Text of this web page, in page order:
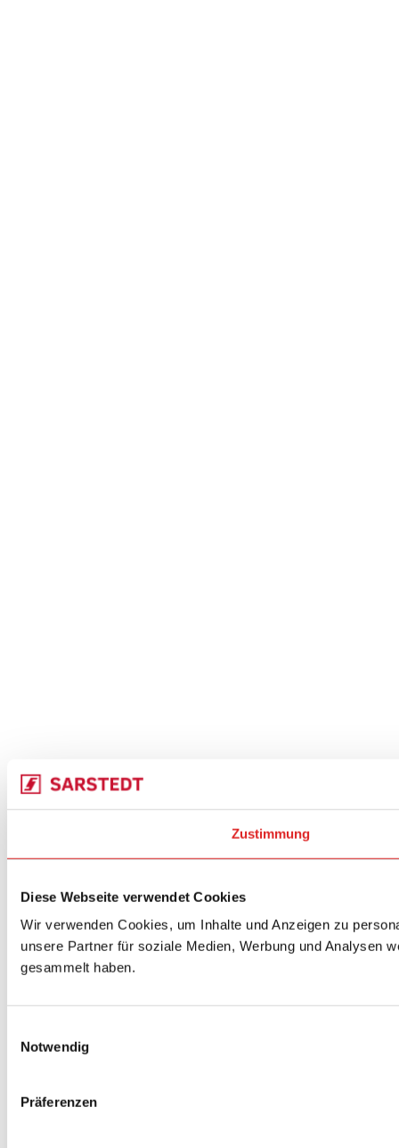
Zustimmung
Diese Webseite verwendet Cookies
Wir verwenden Cookies, um Inhalte und Anzeigen zu
unsere Partner für soziale Medien, Werbung und Analysen
gesammelt haben.
Notwendig
Präferenzen